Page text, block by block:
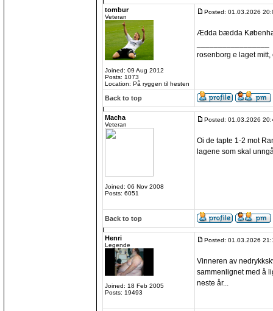
tombur
Veteran
Joined: 09 Aug 2012
Posts: 1073
Location: På ryggen til hesten
Posted: 01.03.2026
Ædda bædda
rosenborg e laget mitt,
Back to top
Macha
Veteran
Joined: 06 Nov 2008
Posts: 6051
Posted: 01.03.2026
Oi de tapte 1-2 mot
lagene som skal
Back to top
Henri
Legende
Joined: 18 Feb 2005
Posts: 19493
Posted: 01.03.2026
Vinneren av
sammenlignet med å
neste år...